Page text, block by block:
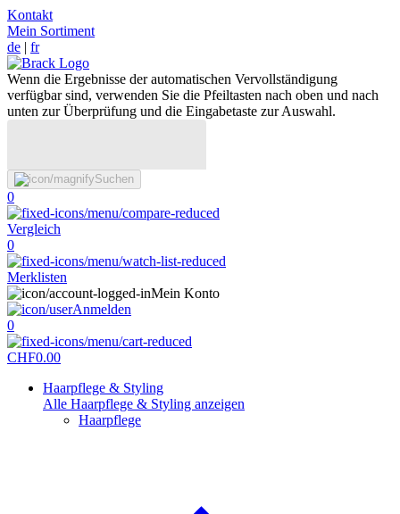
Kontakt
Mein Sortiment
de | fr
Wenn die Ergebnisse der automatischen Vervollständigung
verfügbar sind, verwenden Sie die Pfeiltasten nach oben und nach
unten zur Überprüfung und die Eingabetaste zur Auswahl.
Suchen
0
Vergleich
0
Merklisten
Mein Konto
Anmelden
0
CHF0.00
Haarpflege & Styling
Alle Haarpflege & Styling anzeigen
Haarpflege